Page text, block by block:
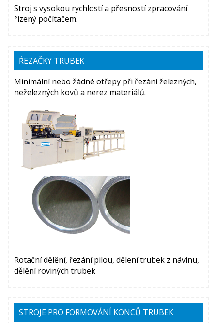
Stroj s vysokou rychlostí a přesností zpracování
řízený počítačem.
ŔEZAČKY TRUBEK
Minimální nebo žádné otřepy při řezání železných,
neželezných kovů a nerez materiálů.
Rotační dělění, řezání pilou, dělení trubek z návinu,
dělění roviných trubek
STROJE PRO FORMOVÁNÍ KONCŮ TRUBEK